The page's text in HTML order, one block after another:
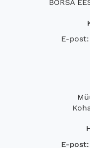
BORSA
E-post:
E-post: